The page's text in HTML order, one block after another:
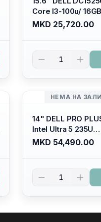
Core I3-100u/
512GB SSD M.2/ Iris
Graphics/ 120Hz
Kb/ Carbon
MKD 25,720.00
1
НЕМА НА
14" DELL PRO
Intel Ultra 5 235U
Vpro/16gb RAM
5600mhz/ 512 GB
(16:10) Ips/bt/
Kb/thunderbolt
MKD 54,490.00
1